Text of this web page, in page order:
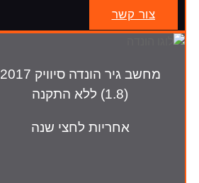
צור קשר
מחשב גיר הונדה סיוויק 2017
(1.8) ללא התקנה
אחריות לחצי שנה